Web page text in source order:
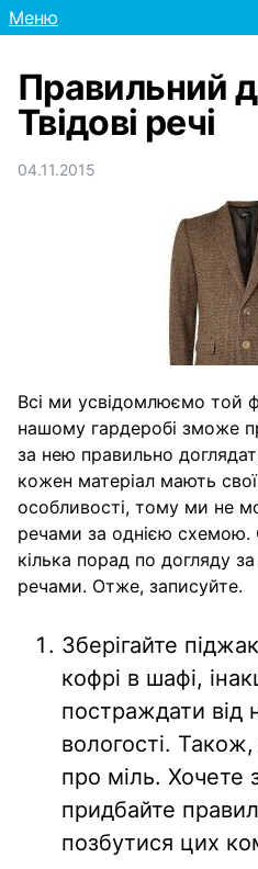
Меню
Правильний
Твідові речі
04.11.2015
Всі ми усвідомлюємо той
нашому гардеробі зможе
за нею правильно
кожен матеріал мають свої
особливості, тому ми не
речами за однією
кілька порад по догляду
речами. Отже, записуйте.
Зберігайте
кофрі в шафі,
постраждати від
вологості. Також,
про міль. Хочете
придбайте
позбутися цих